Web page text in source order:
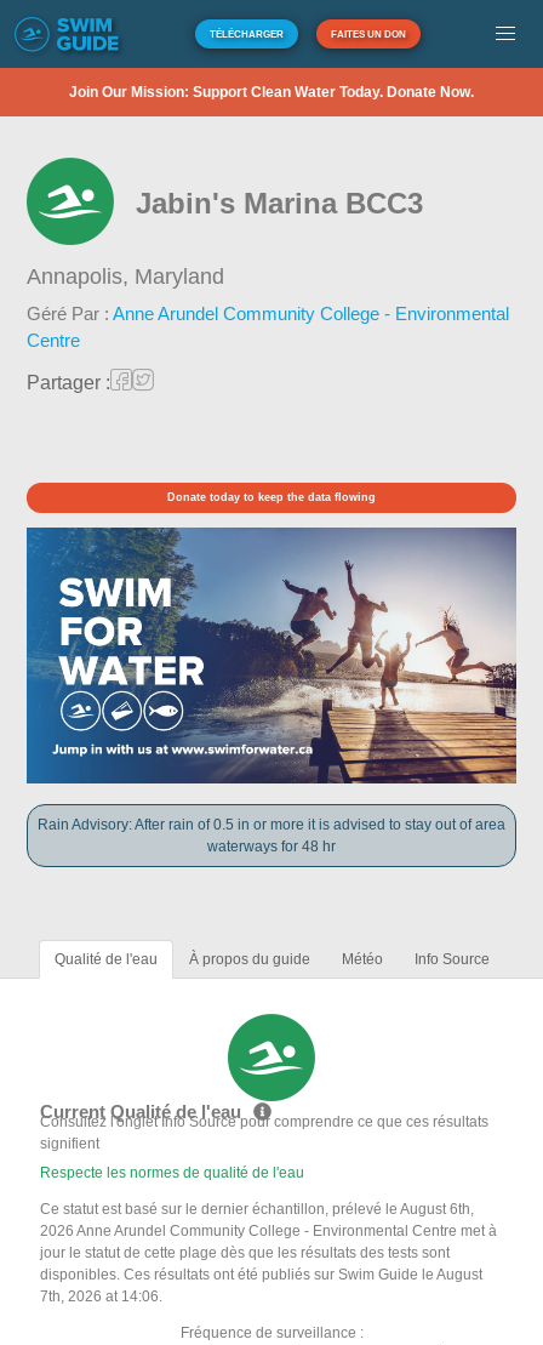
TÉLÉCHARGER FAITES UN DON
Join Our Mission: Support Clean Water Today. Donate Now.
Jabin's Marina BCC3
Annapolis, Maryland
Géré Par :Anne Arundel Community College - Environmental
Centre
Partager :
Donate today to keep the data flowing
Rain Advisory: After rain of 0.5 in or more it is advised to stay out of area
waterways for 48 hr
Qualité de l'eau À propos du guide Météo Info Source
Current Qualité de l'eau
Consultez l'onglet Info Source pour comprendre ce que ces résultats
signifient
Respecte les normes de qualité de l'eau
Ce statut est basé sur le dernier échantillon, prélevé le August 6th,
2026 Anne Arundel Community College - Environmental Centre met à
jour le statut de cette plage dès que les résultats des tests sont
disponibles. Ces résultats ont été publiés sur Swim Guide le August
7th, 2026 at 14:06.
Fréquence de surveillance :